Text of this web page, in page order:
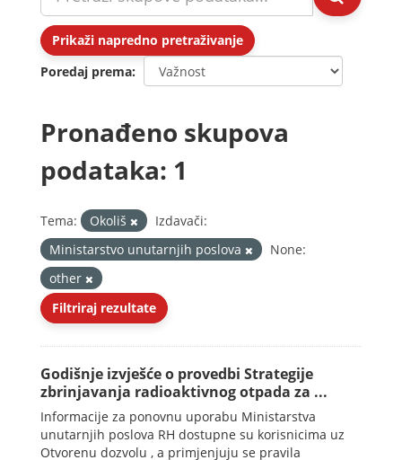
Prikaži napredno pretraživanje
Poredaj prema
Pronađeno skupova
podataka: 1
Tema: Okoliš
Izdavači:
Ministarstvo unutarnjih poslova
None:
other
Filtriraj rezultate
Godišnje izvješće o provedbi Strategije
zbrinjavanja radioaktivnog otpada za ...
Informacije za ponovnu uporabu Ministarstva
unutarnjih poslova RH dostupne su korisnicima uz
Otvorenu dozvolu , a primjenjuju se pravila